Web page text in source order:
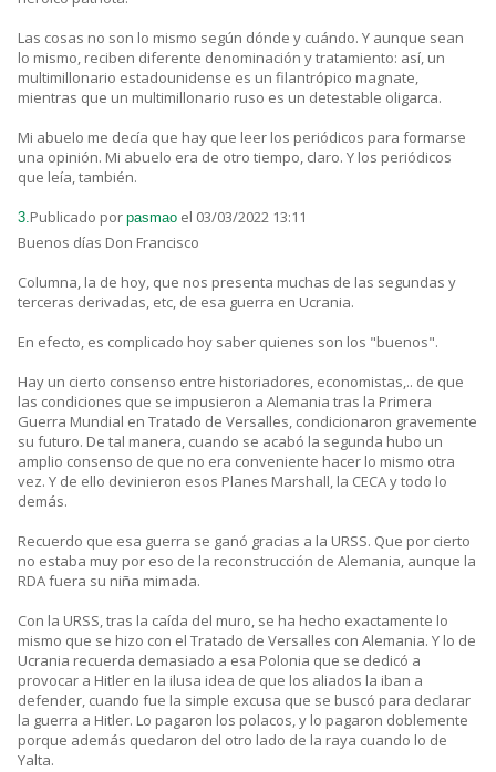
Las cosas no son lo mismo según dónde y cuándo. Y aunque sean
lo mismo, reciben diferente denominación y tratamiento: así, un
multimillonario estadounidense es un filantrópico magnate,
mientras que un multimillonario ruso es un detestable oligarca.
Mi abuelo me decía que hay que leer los periódicos para formarse
una opinión. Mi abuelo era de otro tiempo, claro. Y los periódicos
que leía, también.
3.Publicado por pasmao el 03/03/2022 13:11
Buenos días Don Francisco
Columna, la de hoy, que nos presenta muchas de las segundas y
terceras derivadas, etc, de esa guerra en Ucrania.
En efecto, es complicado hoy saber quienes son los "buenos".
Hay un cierto consenso entre historiadores, economistas,.. de que
las condiciones que se impusieron a Alemania tras la Primera
Guerra Mundial en Tratado de Versalles, condicionaron gravemente
su futuro. De tal manera, cuando se acabó la segunda hubo un
amplio consenso de que no era conveniente hacer lo mismo otra
vez. Y de ello devinieron esos Planes Marshall, la CECA y todo lo
demás.
Recuerdo que esa guerra se ganó gracias a la URSS. Que por cierto
no estaba muy por eso de la reconstrucción de Alemania, aunque la
RDA fuera su niña mimada.
Con la URSS, tras la caída del muro, se ha hecho exactamente lo
mismo que se hizo con el Tratado de Versalles con Alemania. Y lo de
Ucrania recuerda demasiado a esa Polonia que se dedicó a
provocar a Hitler en la ilusa idea de que los aliados la iban a
defender, cuando fue la simple excusa que se buscó para declarar
la guerra a Hitler. Lo pagaron los polacos, y lo pagaron doblemente
porque además quedaron del otro lado de la raya cuando lo de
Yalta.